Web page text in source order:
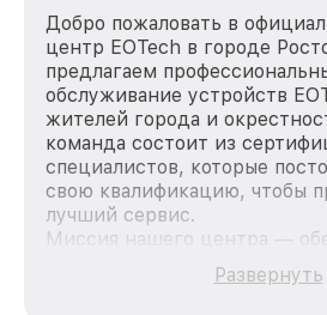
Добро пожаловать в
центр EOTech в городе
предлагаем
обслуживание устройств
жителей города и
команда состоит из
специалистов, которые
свою квалификацию, чтобы
лучший сервис.
Миссия нашего центра —
качественный и доступный
каждого пользователя
Развернуть